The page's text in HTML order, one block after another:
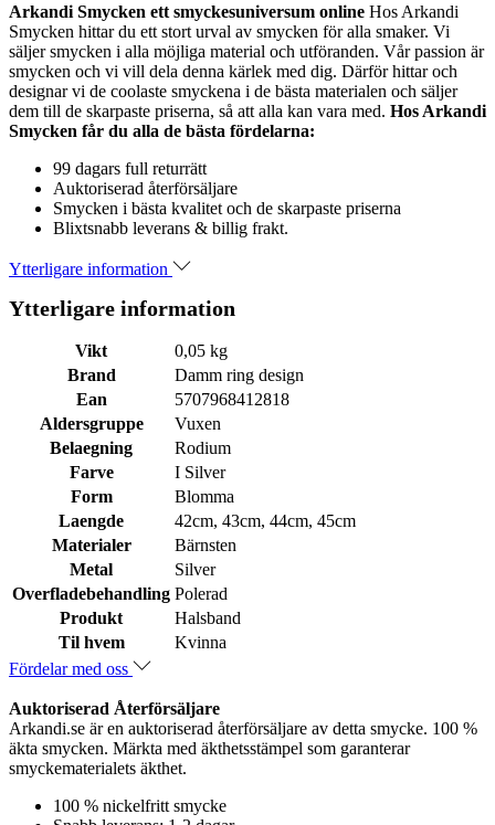
Arkandi Smycken ett smyckesuniversum online Hos Arkandi
Smycken hittar du ett stort urval av smycken för alla smaker. Vi
säljer smycken i alla möjliga material och utföranden. Vår passion är
smycken och vi vill dela denna kärlek med dig. Därför hittar och
designar vi de coolaste smyckena i de bästa materialen och säljer
dem till de skarpaste priserna, så att alla kan vara med. Hos Arkandi
Smycken får du alla de bästa fördelarna:
99 dagars full returrätt
Auktoriserad återförsäljare
Smycken i bästa kvalitet och de skarpaste priserna
Blixtsnabb leverans & billig frakt.
Ytterligare information
Ytterligare information
Vikt
0,05 kg
Brand
Damm ring design
Ean
5707968412818
Aldersgruppe
Vuxen
Belaegning
Rodium
Farve
I Silver
Form
Blomma
Laengde
42cm, 43cm, 44cm, 45cm
Materialer
Bärnsten
Metal
Silver
Overfladebehandling Polerad
Produkt
Halsband
Til hvem
Kvinna
Fördelar med oss
Auktoriserad Återförsäljare
Arkandi.se är en auktoriserad återförsäljare av detta smycke. 100 %
äkta smycken. Märkta med äkthetsstämpel som garanterar
smyckematerialets äkthet.
100 % nickelfritt smycke